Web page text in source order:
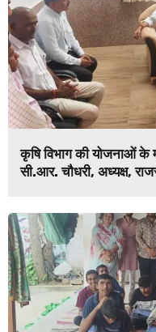
कृषि विभाग की योजनाओं के
सी.आर. चौधरी, अध्यक्ष,